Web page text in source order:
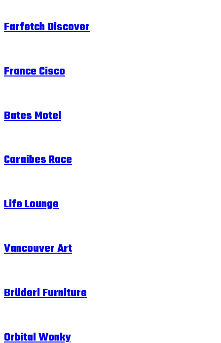
Farfetch Discover
France Cisco
Bates Motel
Caraibes Race
Life Lounge
Vancouver Art
Brüderl Furniture
Orbital Wonky